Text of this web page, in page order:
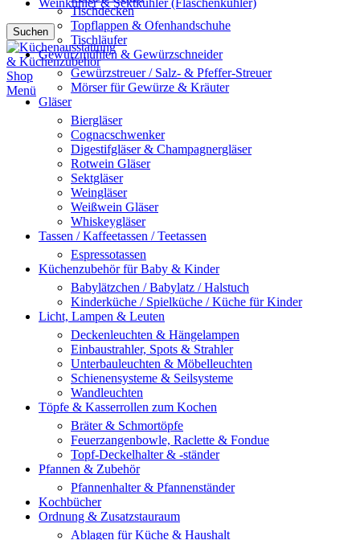
Weinkühler & Sektkühler (Flaschenkühler)
Suchen
Menü
Tischdecken
Topflappen & Ofenhandschuhe
Tischläufer
Gewürzmühlen & Gewürzschneider
Gewürzstreuer / Salz- & Pfeffer-Streuer
Mörser für Gewürze & Kräuter
Gläser
Biergläser
Cognacschwenker
Digestifgläser & Champagnergläser
Rotwein Gläser
Sektgläser
Weingläser
Weißwein Gläser
Whiskeygläser
Tassen / Kaffeetassen / Teetassen
Espressotassen
Küchenzubehör für Baby & Kinder
Babylätzchen / Babylatz / Halstuch
Kinderküche / Spielküche / Küche für Kinder
Licht, Lampen & Leuten
Deckenleuchten & Hängelampen
Einbaustrahler, Spots & Strahler
Unterbauleuchten & Möbelleuchten
Schienensysteme & Seilsysteme
Wandleuchten
Töpfe & Kasserrollen zum Kochen
Bräter & Schmortöpfe
Feuerzangenbowle, Raclette & Fondue
Topf-Deckelhalter & -ständer
Pfannen & Zubehör
Pfannenhalter & Pfannenständer
Kochbücher
Ordnung & Zusatzstauraum
Ablagen für Küche & Haushalt